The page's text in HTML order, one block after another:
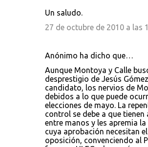
Un saludo.
27 de octubre de 2010 a las
Anónimo ha dicho que…
Aunque Montoya y Calle
desprestigio de Jesús
candidato, los nervios de
debidos a lo que puede
elecciones de mayo. La
control se debe a que tienen
entre manos y les apremia
cuya aprobación necesitan
oposición, convenciendo al